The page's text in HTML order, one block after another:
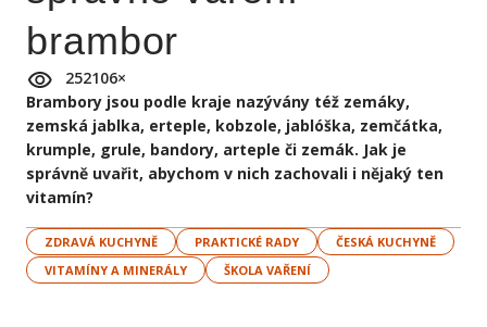
brambor
252106×
Brambory jsou podle kraje nazývány též zemáky,
zemská jablka, erteple, kobzole, jablóška, zemčátka,
krumple, grule, bandory, arteple či zemák. Jak je
správně uvařit, abychom v nich zachovali i nějaký ten
vitamín?
ZDRAVÁ KUCHYNĚ PRAKTICKÉ RADY
ČESKÁ KUCHYNĚ
VITAMÍNY A MINERÁLY
ŠKOLA VAŘENÍ